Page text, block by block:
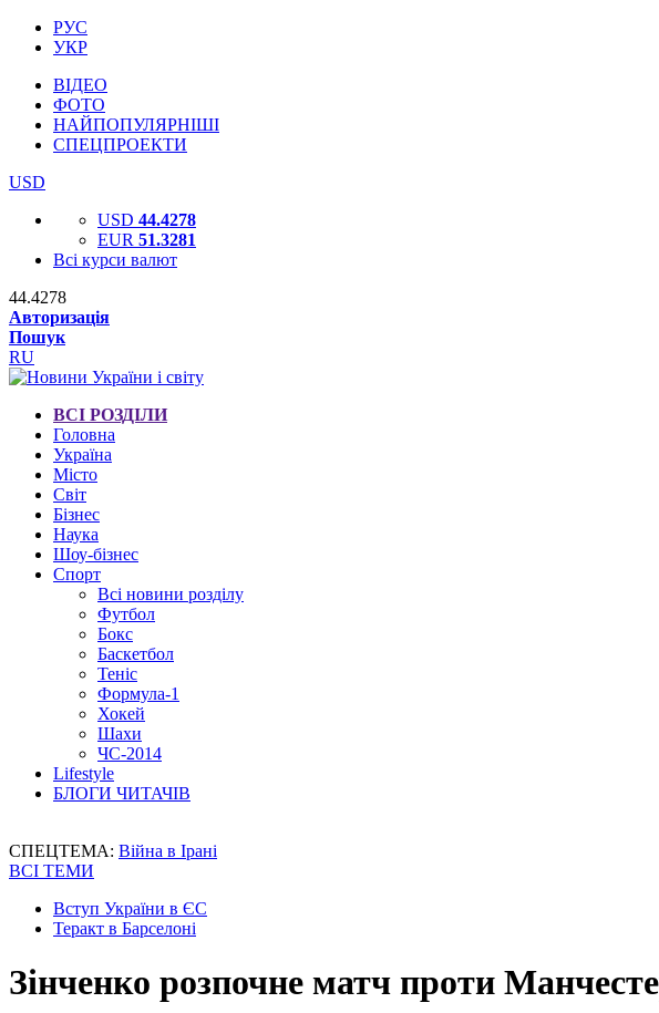
РУС
УКР
ВІДЕО
ФОТО
НАЙПОПУЛЯРНІШІ
СПЕЦПРОЕКТИ
USD
USD 44.4278
EUR 51.3281
Всі курси валют
44.4278
Авторизація
Пошук
RU
ВСІ РОЗДІЛИ
Головна
Україна
Місто
Світ
Бізнес
Наука
Шоу-бізнес
Спорт
Всі новини розділу
Футбол
Бокс
Баскетбол
Теніс
Формула-1
Хокей
Шахи
ЧС-2014
Lifestyle
БЛОГИ ЧИТАЧІВ
СПЕЦТЕМА: Війна в Ірані
ВСІ ТЕМИ
Вступ України в ЄС
Теракт в Барселоні
Зінченко розпочне матч проти